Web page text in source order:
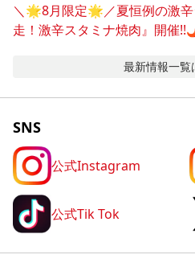
＼🌟8月限定🌟／夏恒例の激
走！激辛スタミナ焼肉』開催
最新情報一覧
SNS
公式Instagram
公式Tik Tok